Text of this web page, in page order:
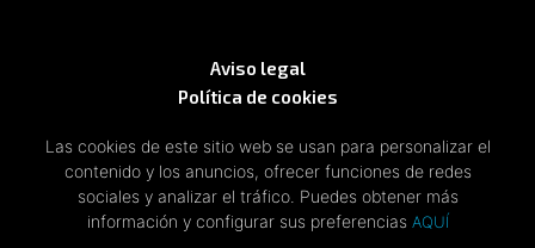
Aviso legal
Política de cookies
Las cookies de este sitio web se usan para personalizar el
contenido y los anuncios, ofrecer funciones de redes
sociales y analizar el tráfico. Puedes obtener más
información y configurar sus preferencias AQUÍ